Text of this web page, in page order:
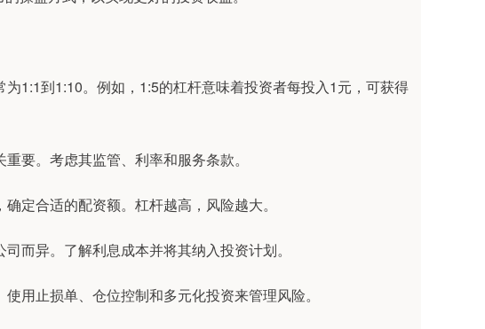
1:1到1:10。例如，1:5的杠杆意味着投资者每投入1元，可获得
要。考虑其监管、利率和服务条款。
定合适的配资额。杠杆越高，风险越大。
而异。了解利息成本并将其纳入投资计划。
用止损单、仓位控制和多元化投资来管理风险。